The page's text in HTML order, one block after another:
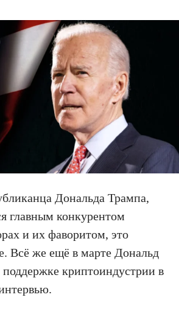
Дональда Трампа,
главным конкурентом
и их фаворитом, это
Всё же ещё в марте Дональд
поддержке криптоиндустрии в